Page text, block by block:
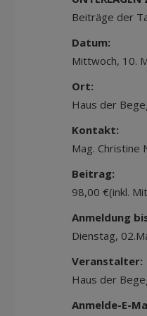
Beiträge der
Datum:
Mittwoch, 10.
Ort:
Haus der
Kontakt:
Mag. Christine
Beitrag:
98,00 €(inkl.
Anmeldung
Dienstag,
Veranstalter:
Haus der
Anmelde-E-